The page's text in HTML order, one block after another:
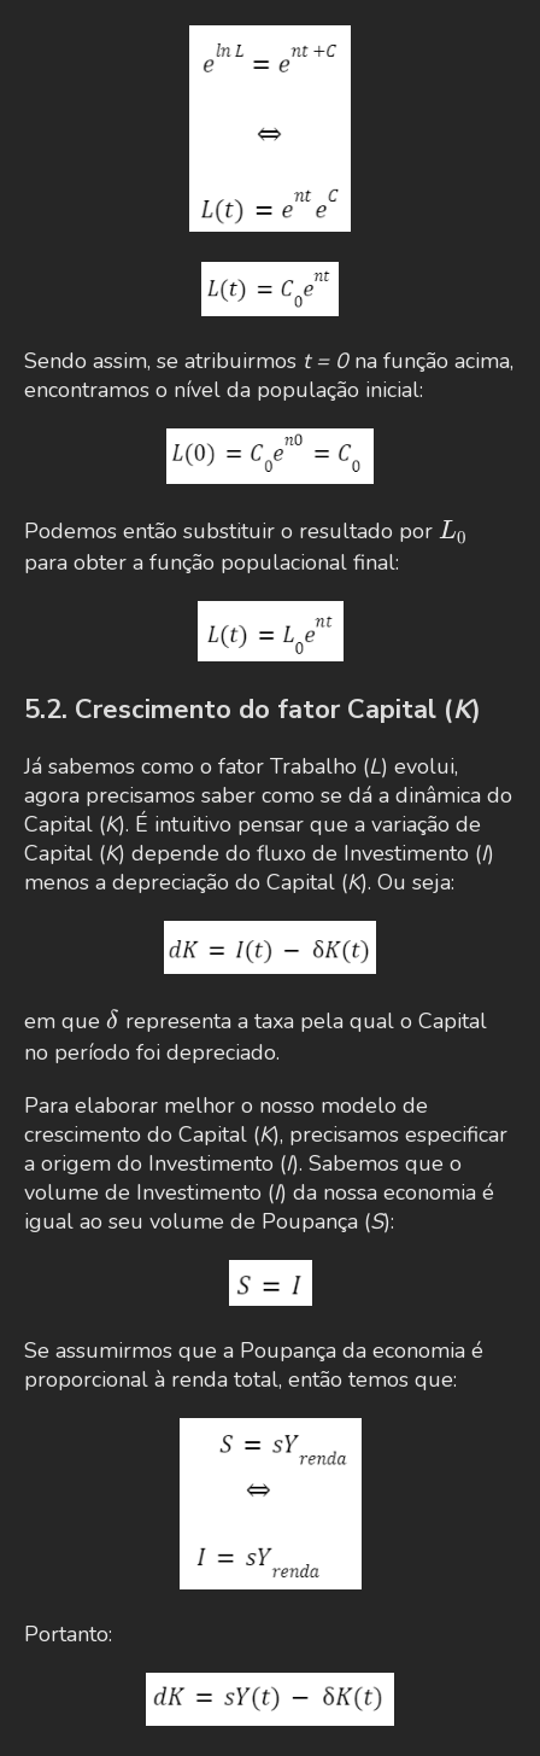
Sendo assim, se atribuirmos t = 0na função acima,
encontramos o nível da população inicial:
Podemos então substituir o resultado por L_0
L0
para obter a função populacional final:
5.2. Crescimento do fator Capital (K)
Já sabemos como o fator Trabalho (L) evolui,
agora precisamos saber como se dá a dinâmica do
Capital (K). É intuitivo pensar que a variação de
Capital (K) depende do fluxo de Investimento (I)
menos a depreciação do Capital (K). Ou seja:
em que \delta
δ representa a taxa pela qual o Capital
no período foi depreciado.
Para elaborar melhor o nosso modelo de
crescimento do Capital (K), precisamos especificar
a origem do Investimento (I). Sabemos que o
volume de Investimento (I) da nossa economia é
igual ao seu volume de Poupança (S):
Se assumirmos que a Poupança da economia é
proporcional à renda total, então temos que:
Portanto: